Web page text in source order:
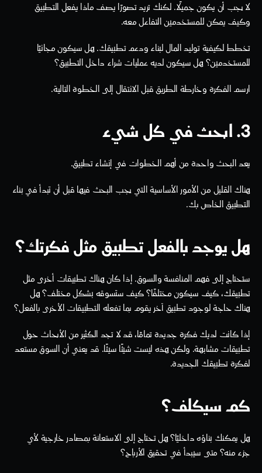
لا يجب أن يكون جميلًا. لكنك تريد تصورًا يصف ماذا يفعل التطبيق
وكيف يمكن للمستخدمين التفاعل معه.
للمستخدمين؟ هل سيكون لديه عمليات شراء داخل التطبيق؟
ارسم الفكرة وخارطة الطريق قبل الانتقال إلى الخطوة التالية.
3. ابحث في كل شيء
يعد البحث واحدة من أهم الخطوات في إنشاء تطبيق.
التطبيق الخاص بك.
هل يوجد بالفعل تطبيق مثل فكرتك؟
تطبيقك، كيف سيكون مختلفًا؟ كيف ستسوقه بشكل مختلف؟ هل
هناك حاجة لوجود تطبيق آخر يقوم بما تفعله التطبيقات الأخرى بالفعل؟
تطبيقات مشابهة. ولكن هذه ليست شيئًا سيئًا. قد يعني أن السوق مستعد
لفكرة تطبيقك الجديدة.
كم سيكلف؟
جزء منه؟ متى سيبدأ في تحقيق الأرباح؟